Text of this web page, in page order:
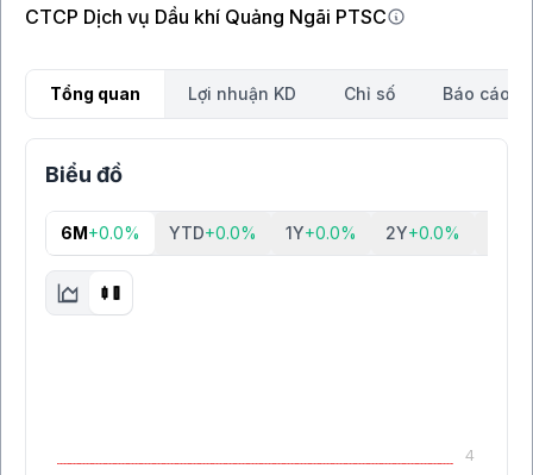
CTCP Dịch vụ Dầu khí Quảng Ngãi PTSC
Tổng quan Lợi nhuận KD Chỉ số Báo cáo
Biểu đồ
6M+0.0% YTD+0.0% 1Y+0.0% 2Y+0.0%
4